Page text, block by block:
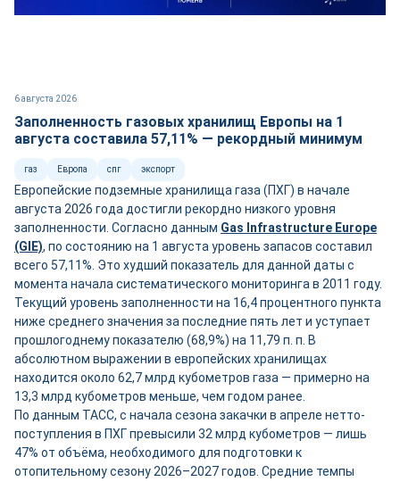
6 августа 2026
Заполненность газовых хранилищ Европы на 1
августа составила 57,11% — рекордный минимум
газ Европа спг экспорт
Европейские подземные хранилища газа (ПХГ) в начале
августа 2026 года достигли рекордно низкого уровня
заполненности. Согласно данным Gas Infrastructure Europe
(GIE), по состоянию на 1 августа уровень запасов составил
всего 57,11%. Это худший показатель для данной даты с
момента начала систематического мониторинга в 2011 году.
Текущий уровень заполненности на 16,4 процентного пункта
ниже среднего значения за последние пять лет и уступает
прошлогоднему показателю (68,9%) на 11,79 п. п. В
абсолютном выражении в европейских хранилищах
находится около 62,7 млрд кубометров газа — примерно на
13,3 млрд кубометров меньше, чем годом ранее.
По данным ТАСС, с начала сезона закачки в апреле нетто-
поступления в ПХГ превысили 32 млрд кубометров — лишь
47% от объёма, необходимого для подготовки к
отопительному сезону 2026–2027 годов. Средние темпы